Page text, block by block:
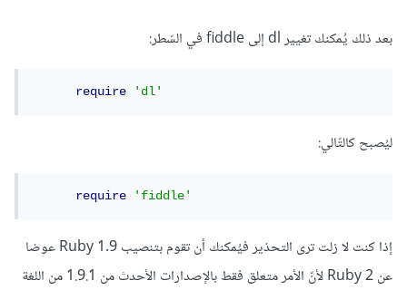
بعد ذلك يُمكنك تغيير dl إلى fiddle في السّطر:
require 'dl'
ليُصبح كالتّالي:
require 'fiddle'
إذا كنت لا زلت ترى التحذير فيُمكنك أن تقوم بتنصيب Ruby 1.9 عوضا
عن Ruby 2 لأنّ الأمر متعلق فقط بالإصدارات الأحدث من 1.9.1 من اللغة